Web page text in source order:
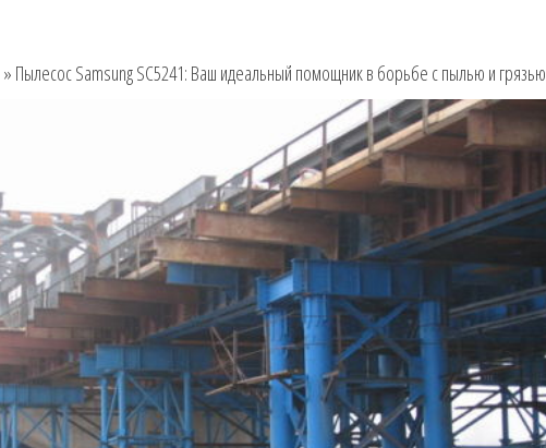
» Пылесос Samsung SC5241: Ваш идеальный помощник в борьбе с пылью и грязью